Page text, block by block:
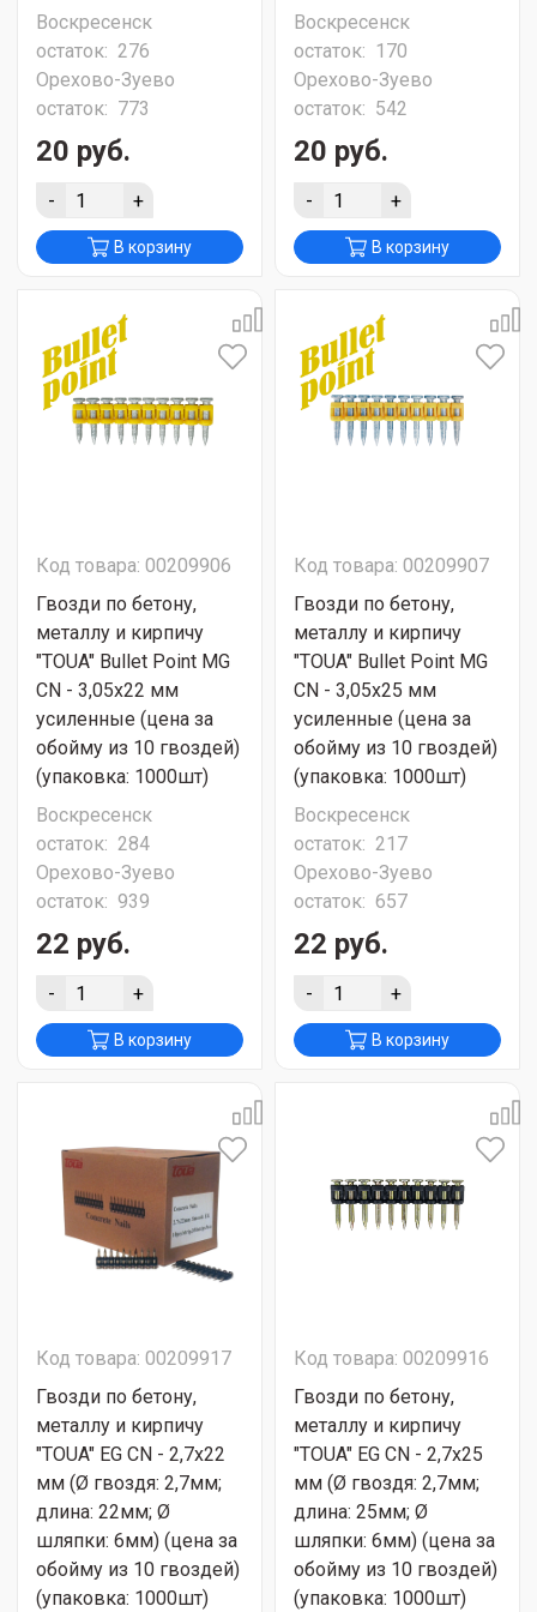
Воскресенск
остаток: 276
Орехово-Зуево
остаток: 773
20 руб.
- +
В корзину
Воскресенск
остаток: 170
Орехово-Зуево
остаток: 542
20 руб.
- +
В корзину
Код товара: 00209906
Гвозди по бетону,
металлу и кирпичу
"TOUA" Bullet Point MG
CN - 3,05х22 мм
усиленные (цена за
обойму из 10 гвоздей)
(упаковка: 1000шт)
Воскресенск
остаток: 284
Орехово-Зуево
остаток: 939
22 руб.
- +
В корзину
Код товара: 00209907
Гвозди по бетону,
металлу и кирпичу
"TOUA" Bullet Point MG
CN - 3,05х25 мм
усиленные (цена за
обойму из 10 гвоздей)
(упаковка: 1000шт)
Воскресенск
остаток: 217
Орехово-Зуево
остаток: 657
22 руб.
- +
В корзину
Код товара: 00209917
Гвозди по бетону,
металлу и кирпичу
"TOUA" EG CN - 2,7х22
мм (Ø гвоздя: 2,7мм;
длина: 22мм; Ø
шляпки: 6мм) (цена за
обойму из 10 гвоздей)
(упаковка: 1000шт)
Код товара: 00209916
Гвозди по бетону,
металлу и кирпичу
"TOUA" EG CN - 2,7х25
мм (Ø гвоздя: 2,7мм;
длина: 25мм; Ø
шляпки: 6мм) (цена за
обойму из 10 гвоздей)
(упаковка: 1000шт)